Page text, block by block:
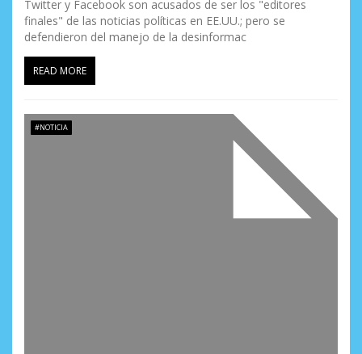
a
d
a
s
Twitter y Facebook son acusados de ser los "editores
finales" de las noticias políticas en EE.UU.; pero se
defendieron del manejo de la desinformac
READ MORE
#NOTICIA